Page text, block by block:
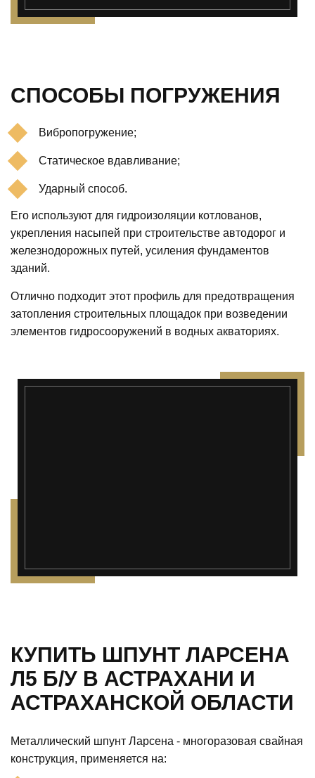
СПОСОБЫ ПОГРУЖЕНИЯ
Вибропогружение;
Статическое вдавливание;
Ударный способ.
Его используют для гидроизоляции котлованов,
укрепления насыпей при строительстве автодорог и
железнодорожных путей, усиления фундаментов
зданий.
Отлично подходит этот профиль для предотвращения
затопления строительных площадок при возведении
элементов гидросооружений в водных акваториях.
КУПИТЬ ШПУНТ ЛАРСЕНА
Л5 Б/У В АСТРАХАНИ И
АСТРАХАНСКОЙ ОБЛАСТИ
Металлический шпунт Ларсена - многоразовая свайная
конструкция, применяется на: